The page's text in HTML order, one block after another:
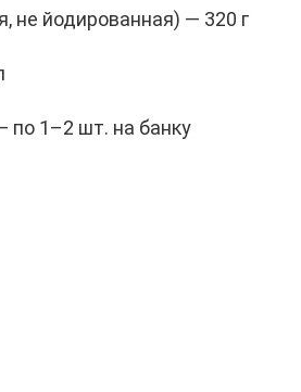
не йодированная) — 320 г
по 1–2 шт. на банку